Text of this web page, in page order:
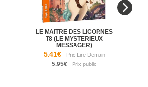
LE MAITRE DES LICORNES
T8 (LE MYSTERIEUX
MESSAGER)
5.41€
5.95€